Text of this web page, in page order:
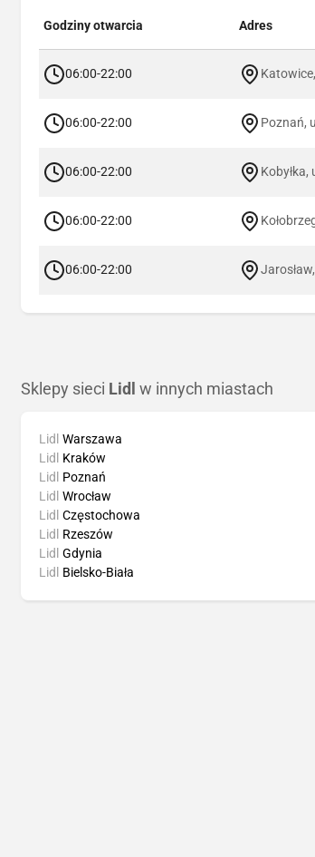
Godziny otwarcia Adres
06:00-22:00
06:00-22:00 Poznań,
06:00-22:00
06:00-22:00
06:00-22:00
Sklepy sieci Lidl w innych miastach
Lidl Warszawa
Lidl
Kraków
Lidl
Poznań
Lidl Wrocław
Lidl Częstochowa
Lidl
Rzeszów
Lidl Gdynia
Lidl
Bielsko-Biała